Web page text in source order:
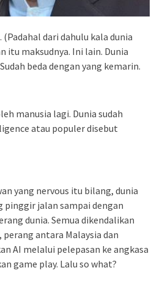
dari dahulu kala dunia
itu maksudnya. Ini lain. Dunia
beda dengan yang kemarin.
manusia lagi. Dunia sudah
atau populer disebut
yang nervous itu bilang, dunia
pinggir jalan sampai dengan
dunia. Semua dikendalikan
antara Malaysia dan
AI melalui pelepasan ke angkasa
game play. Lalu so what?